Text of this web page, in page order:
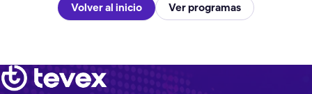
Volver al inicio Ver programas